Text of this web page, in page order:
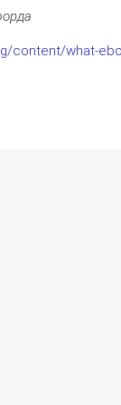
content/what-